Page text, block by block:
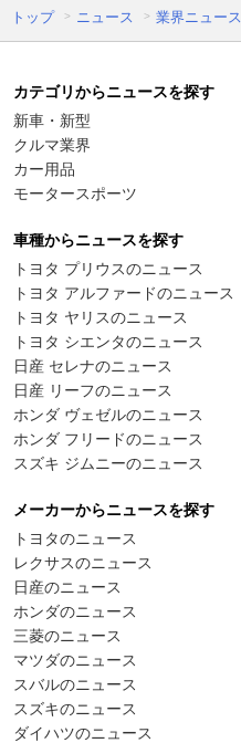
トップ ニュース 業界ニュース
カテゴリからニュースを探す
新車・新型
クルマ業界
カー用品
モータースポーツ
車種からニュースを探す
トヨタ プリウスのニュース
トヨタ アルファードのニュース
トヨタ ヤリスのニュース
トヨタ シエンタのニュース
日産 セレナのニュース
日産 リーフのニュース
ホンダ ヴェゼルのニュース
ホンダ フリードのニュース
スズキ ジムニーのニュース
メーカーからニュースを探す
トヨタのニュース
レクサスのニュース
日産のニュース
ホンダのニュース
三菱のニュース
マツダのニュース
スバルのニュース
スズキのニュース
ダイハツのニュース